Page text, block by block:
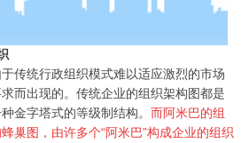
传统行政组织模式难以适应激烈的市场
而出现的。传统企业的组织架构图都是
金字塔式的等级制结构。 而阿米巴的组
巢图，由许多个“阿米巴”构成企业的组织